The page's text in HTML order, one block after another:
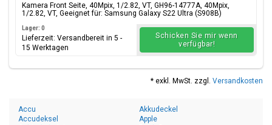
Kamera Front Seite, 40Mpix, 1/2.82, VT, GH96-14777A, 40Mpix,
1/2.82, VT, Geeignet für: Samsung Galaxy S22 Ultra (S908B)
Lager: 0
Lieferzeit: Versandbereit in 5 -
15 Werktagen
Schicken Sie mir wenn
verfügbar!
* exkl. MwSt. zzgl. Versandkosten
Accu
Accudeksel
Akkudeckel
Apple